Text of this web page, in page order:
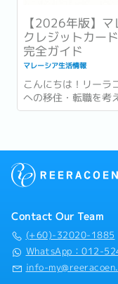
【2026年版】
クレジットカー
完全ガイド
マレーシア生活情報
こんにちは！リーラ
への移住・転職を考
う？」と悩む方は意
Contact Our Team
(+60)-32020-1885
WhatsApp：012-
info-